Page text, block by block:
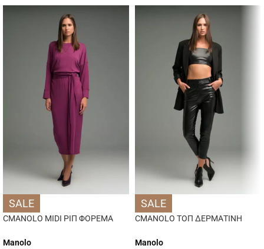
SALE
CMANOLO MIDI ΡΙΠ ΦΟΡΕΜΑ
Manolo
SALE
CMANOLO ΤΟΠ ΔΕΡΜΑΤΙΝΗ
Manolo